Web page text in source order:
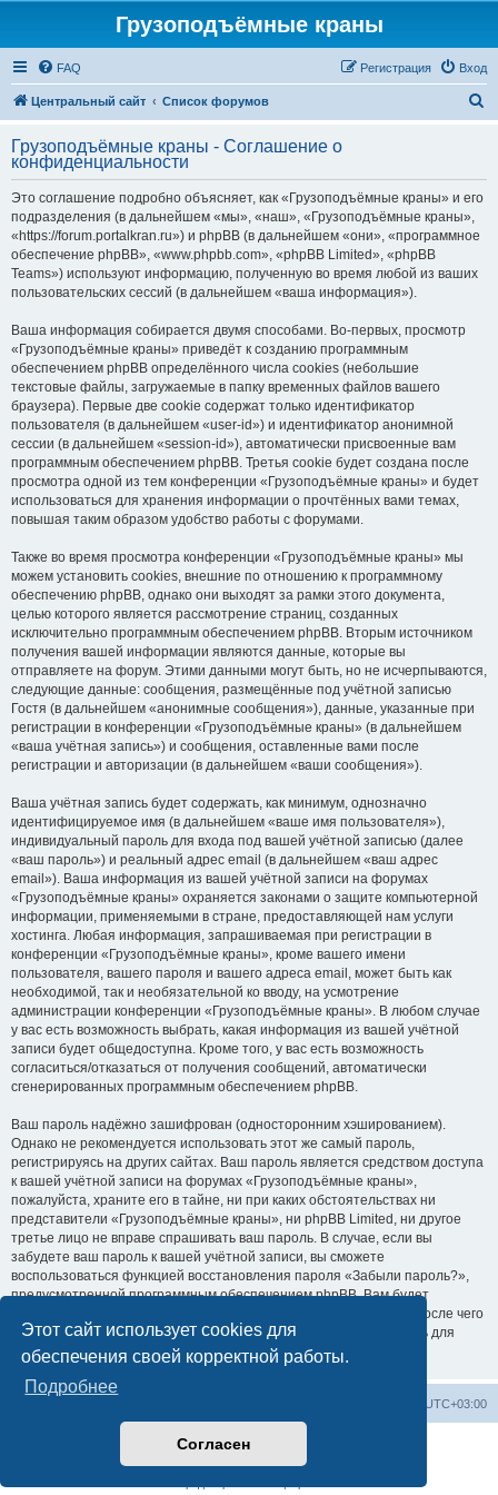
Этот сайт использует cookies для
обеспечения своей корректной работы.
Подробнее
Согласен
Грузоподъёмные краны
FAQ Вход
Регистрация
Центральный сайт Список форумов
с
Грузоподъёмные краны - Соглашение о
конфиденциальности
Это соглашение подробно объясняет, как «Грузоподъёмные краны» и его
подразделения (в дальнейшем «мы», «наш», «Грузоподъёмные краны»,
«https://forum.portalkran.ru») и phpBB (в дальнейшем «они», «программное
обеспечение phpBB», «www.phpbb.com», «phpBB Limited», «phpBB
Teams») используют информацию, полученную во время любой из ваших
пользовательских сессий (в дальнейшем «ваша информация»).
Ваша информация собирается двумя способами. Во-первых, просмотр
«Грузоподъёмные краны» приведёт к созданию программным
обеспечением phpBB определённого числа cookies (небольшие
текстовые файлы, загружаемые в папку временных файлов вашего
браузера). Первые две cookie содержат только идентификатор
пользователя (в дальнейшем «user-id») и идентификатор анонимной
сессии (в дальнейшем «session-id»), автоматически присвоенные вам
программным обеспечением phpBB. Третья cookie будет создана после
просмотра одной из тем конференции «Грузоподъёмные краны» и будет
использоваться для хранения информации о прочтённых вами темах,
повышая таким образом удобство работы с форумами.
Также во время просмотра конференции «Грузоподъёмные краны» мы
можем установить cookies, внешние по отношению к программному
обеспечению phpBB, однако они выходят за рамки этого документа,
целью которого является рассмотрение страниц, созданных
исключительно программным обеспечением phpBB. Вторым источником
получения вашей информации являются данные, которые вы
отправляете на форум. Этими данными могут быть, но не исчерпываются,
следующие данные: сообщения, размещённые под учётной записью
Гостя (в дальнейшем «анонимные сообщения»), данные, указанные при
регистрации в конференции «Грузоподъёмные краны» (в дальнейшем
«ваша учётная запись») и сообщения, оставленные вами после
регистрации и авторизации (в дальнейшем «ваши сообщения»).
Ваша учётная запись будет содержать, как минимум, однозначно
идентифицируемое имя (в дальнейшем «ваше имя пользователя»),
индивидуальный пароль для входа под вашей учётной записью (далее
«ваш пароль») и реальный адрес email (в дальнейшем «ваш адрес
email»). Ваша информация из вашей учётной записи на форумах
«Грузоподъёмные краны» охраняется законами о защите компьютерной
информации, применяемыми в стране, предоставляющей нам услуги
хостинга. Любая информация, запрашиваемая при регистрации в
конференции «Грузоподъёмные краны», кроме вашего имени
пользователя, вашего пароля и вашего адреса email, может быть как
необходимой, так и необязательной ко вводу, на усмотрение
администрации конференции «Грузоподъёмные краны». В любом случае
у вас есть возможность выбрать, какая информация из вашей учётной
записи будет общедоступна. Кроме того, у вас есть возможность
согласиться/отказаться от получения сообщений, автоматически
сгенерированных программным обеспечением phpBB.
Ваш пароль надёжно зашифрован (односторонним хэшированием).
Однако не рекомендуется использовать этот же самый пароль,
регистрируясь на других сайтах. Ваш пароль является средством доступа
к вашей учётной записи на форумах «Грузоподъёмные краны»,
пожалуйста, храните его в тайне, ни при каких обстоятельствах ни
представители «Грузоподъёмные краны», ни phpBB Limited, ни другое
третье лицо не вправе спрашивать ваш пароль. В случае, если вы
забудете ваш пароль к вашей учётной записи, вы сможете
воспользоваться функцией восстановления пароля «Забыли пароль?»,
предусмотренной программным обеспечением phpBB. Вам будет
необходимо ввести ваше имя пользователя и ваш адрес email, после чего
программное обеспечение phpBB сгенерирует вам новый пароль для
вашей учётной записи.
UTC+03:00
Создано на основеphpBB® Forum Software © phpBB Limited
Русская поддержка phpBB